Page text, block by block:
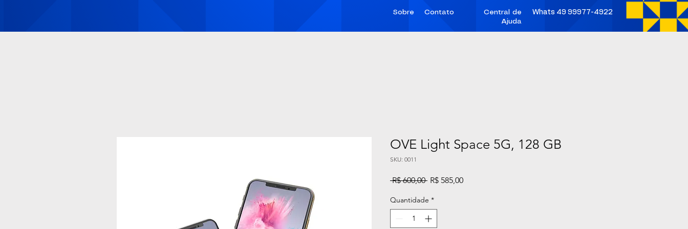
Sobre Contato
Central de
Ajuda
Whats 49 99977-4922
OVE Light Space 5G, 128 GB
SKU: 0011
R$ 600,00 Preço
R$ 585,00Preço
Quantidade *